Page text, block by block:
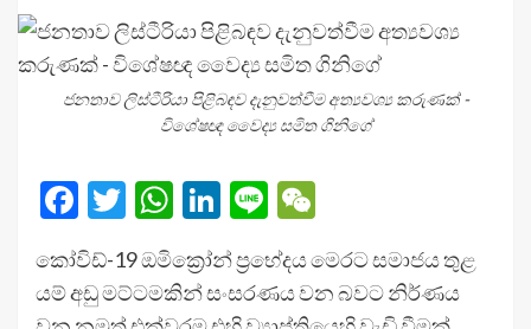
ජනතාව ලිස්ටීරියා පිළිබඳව දැනුවත්වීම අත්‍යවශ්‍ය කරුණක් -
විශේෂඥ වෛද්‍ය සමිත ගිනිගේ
Facebook
Twitter
WhatsApp
LinkedIn
Line
කෝවිඩ්-19 ඔමික්‍රෝන් ප්‍රභේදය මෙරට සමාජය තුළ
යම් අඩු මට්ටමකින් සංසරණය වන බවට නිර්ණය